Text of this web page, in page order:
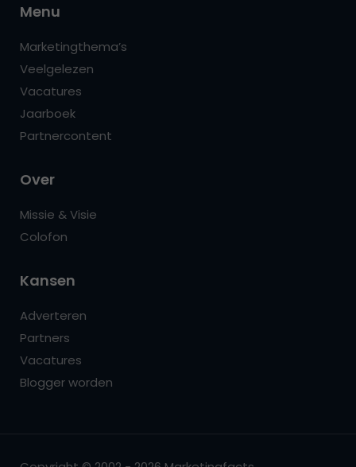
Menu
Marketingthema’s
Veelgelezen
Vacatures
Jaarboek
Partnercontent
Over
Missie & Visie
Colofon
Kansen
Adverteren
Partners
Vacatures
Blogger worden